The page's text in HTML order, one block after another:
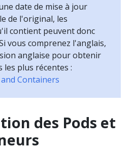
date de mise à jour
de l'original, les
contient peuvent donc
vous comprenez l'anglais,
anglaise pour obtenir
plus récentes :
Containers
des Pods et